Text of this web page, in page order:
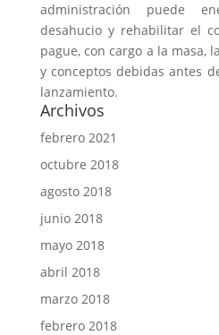
administración puede
desahucio y rehabilitar el
pague, con cargo a la masa,
y conceptos debidas antes
lanzamiento.
Archivos
febrero 2021
octubre 2018
agosto 2018
junio 2018
mayo 2018
abril 2018
marzo 2018
febrero 2018